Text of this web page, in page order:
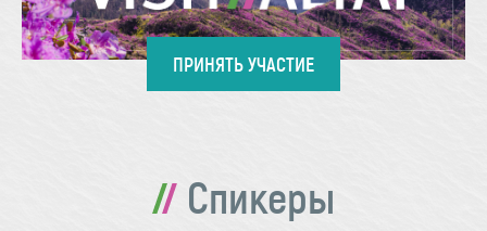
ПРИНЯТЬ УЧАСТИЕ
Спикеры